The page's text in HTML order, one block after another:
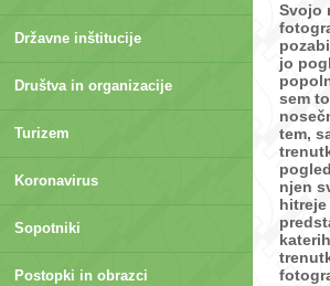
Državne inštitucije
Društva in organizacije
Turizem
Koronavirus
Sopotniki
Postopki in obrazci
Svojo
jo
sem
tem,
njen